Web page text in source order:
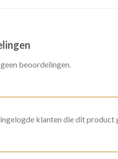
beoordelingen.
klanten die dit product